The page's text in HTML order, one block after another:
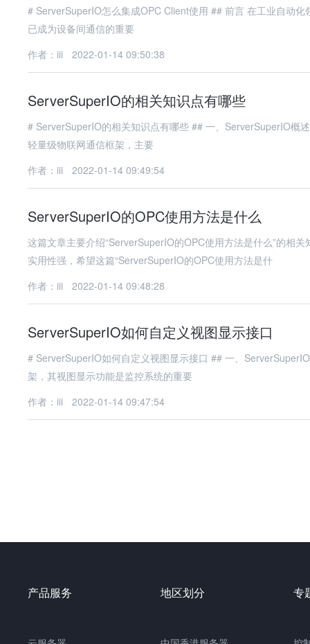
# ServerSuperIO怎么集成OPC Client使用 ## 前言 在工业自动化领域，OPC（OLE for Process Control）作为通用的数据交换标准，
已成为设备间通信的重要
作者：iii
2022-01-14 09:50:38
ServerSuperIO的相关知识点有哪些
# ServerSuperIO的相关知识点有哪些 ## 一、ServerSuperIO概述 ServerSuperIO（简称SSIO）是一个基于.NET平台开发的高性能、
轻量级物联网通信框架，主要
作者：iii
2022-01-14 09:49:54
ServerSuperIO的OPC使用方法是什么
这篇文章主要介绍“ServerSuperIO的OPC使用方法是什么”的相
实用性强，希望这篇“ServerSuperIO的OPC使用方法是什
作者：iii
2022-01-14 09:48:28
ServerSuperIO如何自定义视图显示接口
# ServerSuperIO如何自定义视图显示接口 ## 一、ServerSuperIO视图显示概述 ServerSuperIO作为一款高性能的工业物联网通信框
架，其视图显示功能是监控系统的重要
作者：iii
2022-01-14 09:47:54
产品服务 地区划分 专